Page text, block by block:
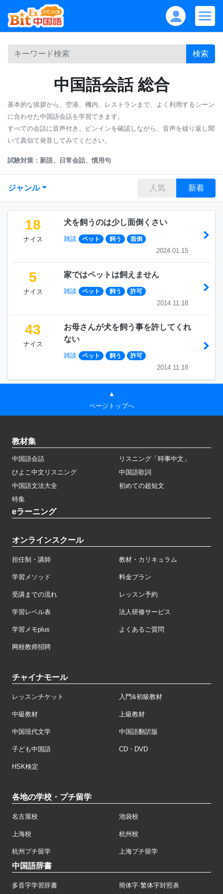
検索
中国語会話 総合
基本的な挨拶から、空港、機内、レストランまで、よく利用するシーン
に合わせた中国語会話を学習できます。
すべての会話に音声付き、ピンインを確認しながら、音声を繰り返し聞
いて真似て発音してみてください。
試験対策：新語、日常会話、慣用句
ジャンル 人気 新着
18
ナイス
犬を飼うのは少し面倒くさい
雑談 ペット 飼う 面倒
2024.01.15
5
ナイス
家ではペットは飼えません
雑談 ペット 飼う 許可
2014.11.18
43
ナイス
お母さんが犬を飼う事を許してくれ
ない
雑談 ペット 飼う 許可
2014.11.18
▲
ページトップへ
教材集
中国語会話
リスニング「時事中文」
ひよこ中文リスニング
中国語歌詞
中国語文法大全
初めての超短文
特集
eラーニング
オンラインスクール
担任制・講師 教材・カリキュラム
学習メソッド 料金プラン
受講までの流れ レッスン予約
学習レベル表 法人研修サービス
学習メモplus よくあるご質問
网校教师招聘
チャイナモール
レッスンチケット 入門&初級教材
中級教材 上級教材
中国現代文学 中国語翻訳版
子ども中国語 CD・DVD
HSK検定
各地の学校・プチ留学
名古屋校 池袋校
上海校 杭州校
杭州プチ留学 上海プチ留学
中国語辞書
多音字学習辞書 簡体字·繁体字対照表